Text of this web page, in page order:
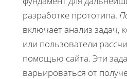
разработке прототипа.
включает анализ задач,
или пользователи
помощью сайта. Эти
варьироваться от